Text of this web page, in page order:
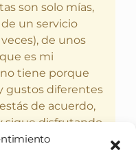
son solo mías,
un servicio
de unos
es mi
tiene porque
gustos diferentes
de acuerdo,
sigue disfrutando